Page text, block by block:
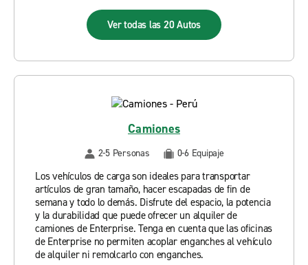
Ver todas las 20 Autos
Camiones
2-5 Personas 0-6 Equipaje
Los vehículos de carga son ideales para transportar
artículos de gran tamaño, hacer escapadas de fin de
semana y todo lo demás. Disfrute del espacio, la potencia
y la durabilidad que puede ofrecer un alquiler de
camiones de Enterprise. Tenga en cuenta que las oficinas
de Enterprise no permiten acoplar enganches al vehículo
de alquiler ni remolcarlo con enganches.